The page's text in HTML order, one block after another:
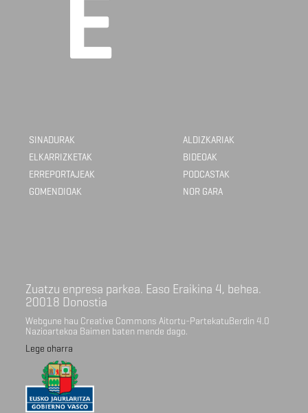
SINADURAK
ELKARRIZKETAK
ERREPORTAJEAK
GOMENDIOAK
ALDIZKARIAK
BIDEOAK
PODCASTAK
NOR GARA
Zuatzu enpresa parkea. Easo Eraikina 4, behea.
20018 Donostia
Webgune hau Creative Commons Aitortu-PartekatuBerdin 4.0
Nazioartekoa Baimen baten mende dago.
Lege oharra